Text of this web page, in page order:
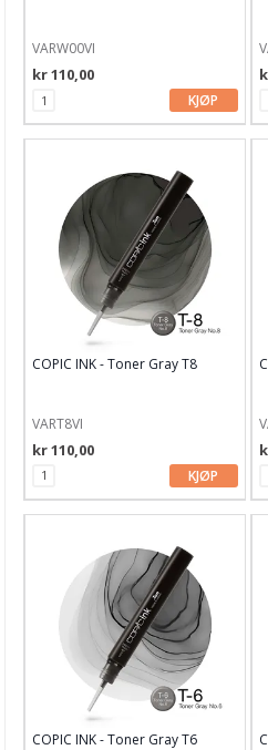
VARW00VI
kr 110,00
KJØP
COPIC INK - Toner Gray T8
VART8VI
kr 110,00
KJØP
COPIC INK - Toner Gray T6